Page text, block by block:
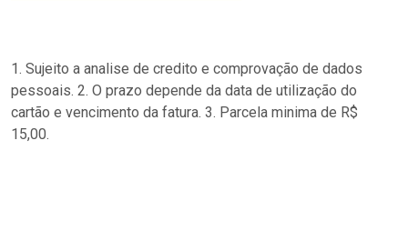
1. Sujeito a analise de credito e comprovação de dados
pessoais. 2. O prazo depende da data de utilização do
cartão e vencimento da fatura. 3. Parcela minima de R$
15,00.